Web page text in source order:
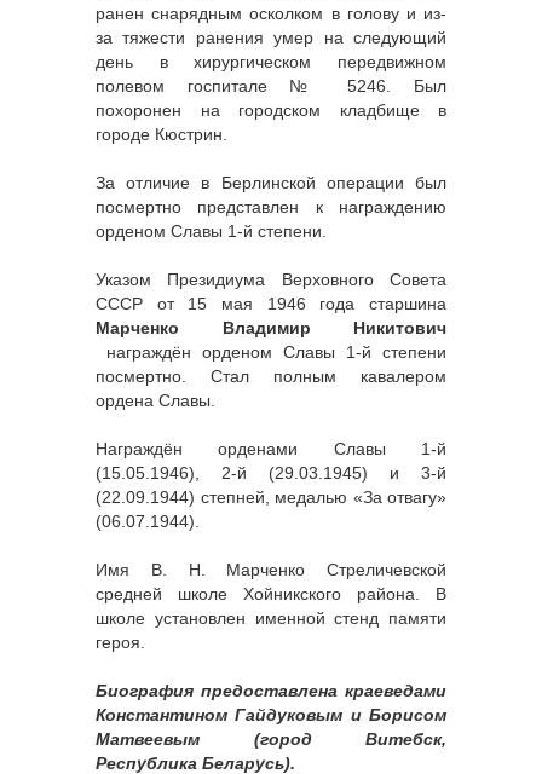
ранен снарядным осколком в голову и из-
за тяжести ранения умер на следующий
день в хирургическом передвижном
полевом госпитале № 5246. Был
похоронен на городском кладбище в
городе Кюстрин.
За отличие в Берлинской операции был
посмертно представлен к награждению
орденом Славы 1-й степени.
Указом Президиума Верховного Совета
СССР от 15 мая 1946 года старшина
Марченко Владимир Никитович
награждён орденом Славы 1-й степени
посмертно. Стал полным кавалером
ордена Славы.
Награждён орденами Славы 1-й
(15.05.1946), 2-й (29.03.1945) и 3-й
(22.09.1944) степней, медалью «За отвагу»
(06.07.1944).
Имя В. Н. Марченко Стреличевской
средней школе Хойникского района. В
школе установлен именной стенд памяти
героя.
Биография предоставлена краеведами
Константином Гайдуковым и Борисом
Матвеевым (город Витебск,
Республика Беларусь).